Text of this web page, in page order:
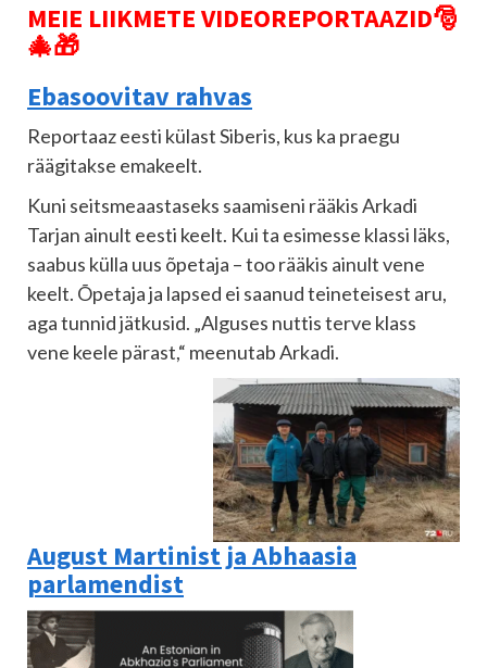
MEIE LIIKMETE VIDEOREPORTAAZID🎅
🎄🎁
Ebasoovitav rahvas
Reportaaz eesti külast Siberis, kus ka praegu
räägitakse emakeelt.
Kuni seitsmeaastaseks saamiseni rääkis Arkadi
Tarjan ainult eesti keelt. Kui ta esimesse klassi läks,
saabus külla uus õpetaja – too rääkis ainult vene
keelt. Õpetaja ja lapsed ei saanud teineteisest aru,
aga tunnid jätkusid. „Alguses nuttis terve klass
vene keele pärast,“ meenutab Arkadi.
August Martinist ja Abhaasia
parlamendist